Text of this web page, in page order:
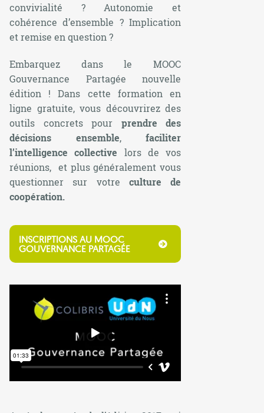
convivialité ? Autonomie et
cohérence d’ensemble ? Implication
et remise en question ?
Embarquez dans le MOOC
Gouvernance Partagée nouvelle
édition ! Dans cette formation en
ligne gratuite, vous découvrirez des
outils concrets pour prendre des
décisions ensemble,faciliter
l’intelligence collective lors de vos
réunions, et plus généralement vous
questionner sur votre culture de
coopération.
INSCRIPTIONS AU MOOC
GOUVERNANCE PARTAGÉE